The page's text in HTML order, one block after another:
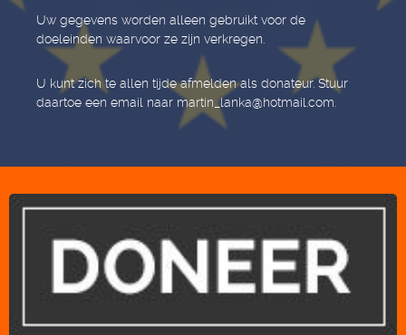
Uw gegevens worden alleen gebruikt voor de
doeleinden waarvoor ze zijn verkregen.
U kunt zich te allen tijde afmelden als donateur. Stuur
daartoe een email naar martin_lanka@hotmail.com.